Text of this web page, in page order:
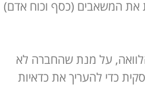
את המשאבים (כסף וכוח אדם)
על מנת שהחברה לא
כדי להעריך את כדאיות